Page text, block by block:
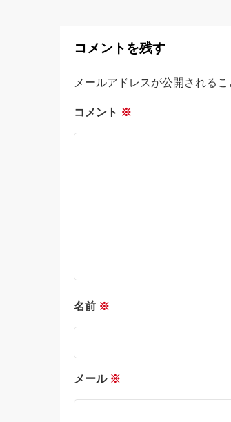
コメントを残す
メールアドレスが公開されるこ
コメント ※
名前 ※
メール ※